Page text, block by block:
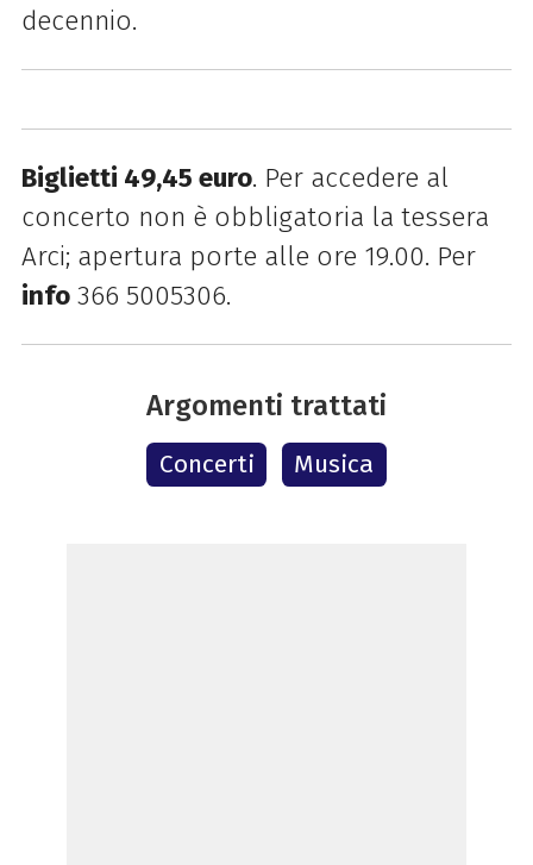
decennio.
Biglietti 49,45 euro. Per accedere al
concerto non è obbligatoria la tessera
Arci; apertura porte alle ore 19.00. Per
info366 5005306.
Argomenti trattati
Concerti Musica